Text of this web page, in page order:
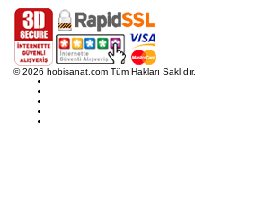
© 2026 hobisanat.com Tüm Hakları Saklıdır.